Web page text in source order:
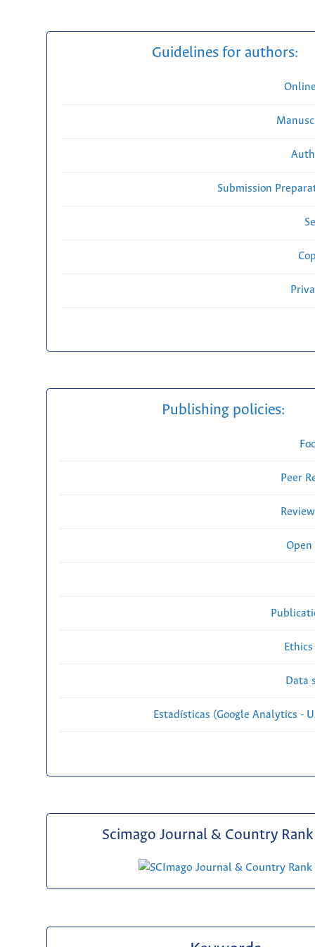
Guidelines for authors:
Submission
Publishing policies:
Peer
Open
Data
Estadísticas (Google Analytics -
Scimago Journal & Country Rank